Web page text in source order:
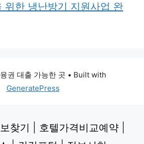
위한 냉난방기 지원사업 완
권 대출 가능한 곳 • Built with
GeneratePress
찾기 호텔가격비교예약|